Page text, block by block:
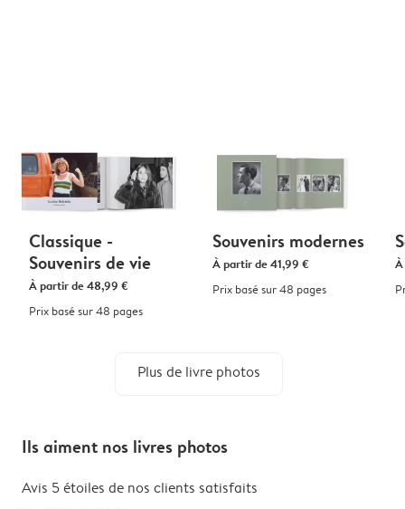
Classique -
Souvenirs de vie
À partir de48,99 €
Prix basé sur 48 pages
Souvenirs modernes
À partir de41,99 €
Prix basé sur 48 pages
Plus de livre photos
Ils aiment nos livres photos
Avis 5 étoiles de nos clients satisfaits